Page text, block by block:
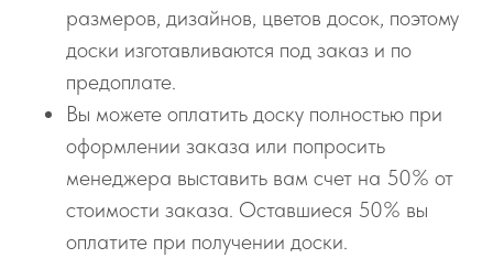
размеров, дизайнов, цветов досок, поэтому
доски изготавливаются под заказ и по
предоплате.
Вы можете оплатить доску полностью при
оформлении заказа или попросить
менеджера выставить вам счет на 50% от
стоимости заказа. Оставшиеся 50% вы
оплатите при получении доски.